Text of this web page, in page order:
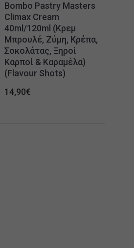
Bombo Pastry Masters
Climax Cream
40ml/120ml (Κρεμ
Μπρουλέ, Ζύμη, Κρέπα,
Σοκολάτας, Ξηροί
Καρποί & Καραμέλα)
(Flavour Shots)
14,90€